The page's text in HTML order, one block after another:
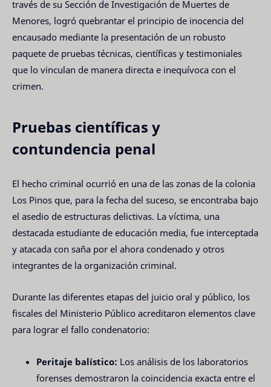
través de su Sección de Investigación de Muertes de
Menores, logró quebrantar el principio de inocencia del
encausado mediante la presentación de un robusto
paquete de pruebas técnicas, científicas y testimoniales
que lo vinculan de manera directa e inequívoca con el
crimen.
Pruebas científicas y
contundencia penal
El hecho criminal ocurrió en una de las zonas de la colonia
Los Pinos que, para la fecha del suceso, se encontraba bajo
el asedio de estructuras delictivas. La víctima, una
destacada estudiante de educación media, fue interceptada
y atacada con saña por el ahora condenado y otros
integrantes de la organización criminal.
Durante las diferentes etapas del juicio oral y público, los
fiscales del Ministerio Público acreditaron elementos clave
para lograr el fallo condenatorio:
Peritaje balístico: Los análisis de los laboratorios
forenses demostraron la coincidencia exacta entre el